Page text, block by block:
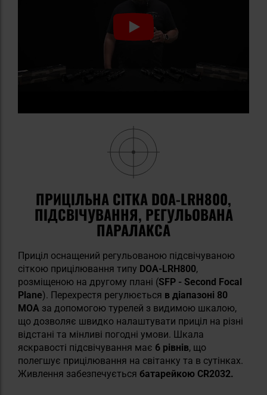
ПРИЦІЛЬНА СІТКА DOA-LRH800,
ПІДСВІЧУВАННЯ, РЕГУЛЬОВАНА
ПАРАЛАКСА
Приціл оснащений регульованою підсвічуваною
сіткою прицілювання типу DOA-LRH800,
розміщеною на другому плані (SFP - Second Focal
Plane). Перехрестя регулюється в діапазоні 80
MOA за допомогою турелей з видимою шкалою,
що дозволяє швидко налаштувати приціл на різні
відстані та мінливі погодні умови. Шкала
яскравості підсвічування має 6 рівнів, що
полегшує прицілювання на світанку та в сутінках.
Живлення забезпечується батарейкою CR2032.